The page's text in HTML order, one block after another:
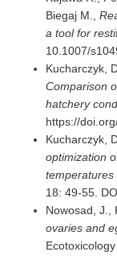
Biegaj M.,
a tool for
10.1007/
Kucharczyk,
Comparison
hatchery
https://
Kucharczyk,
optimization
temperatures
18: 49-55.
Nowosad, J.,
ovaries and